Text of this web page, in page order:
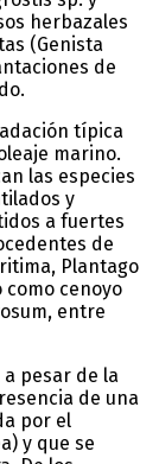
herbazales
(Genista
de
típica
marino.
las especies
y
a fuertes
de
Plantago
cenoyo
entre
pesar de la
de una
por el
y que se